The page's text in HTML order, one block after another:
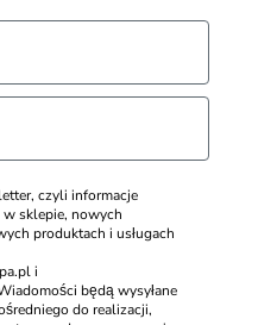
czyli informacje
sklepie, nowych
produktach i usługach
i
będą wysyłane
do realizacji,